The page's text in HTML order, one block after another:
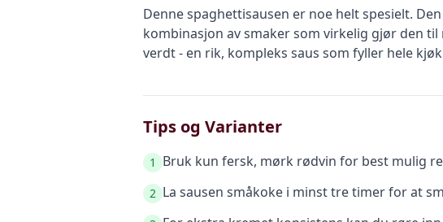
Denne spaghettisausen er noe helt spesielt.
kombinasjon av smaker som virkelig gjør den
verdt - en rik, kompleks saus som fyller hele
Tips og Varianter
1 Bruk kun fersk, mørk rødvin for best mulig
2 La sausen småkoke i minst tre timer for at